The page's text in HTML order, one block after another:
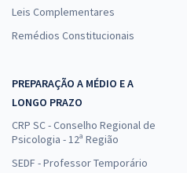
Leis Complementares
Remédios Constitucionais
PREPARAÇÃO A MÉDIO E A
LONGO PRAZO
CRP SC - Conselho Regional de
Psicologia - 12ª Região
SEDF - Professor Temporário